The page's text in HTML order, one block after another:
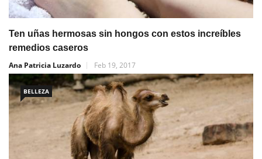
Ten uñas hermosas sin hongos con estos increíbles
remedios caseros
Ana Patricia Luzardo
Feb 19, 2017
BELLEZA